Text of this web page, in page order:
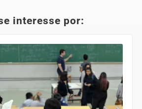
interesse por: